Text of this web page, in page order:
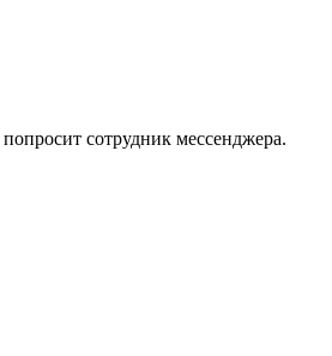
сотрудник мессенджера.